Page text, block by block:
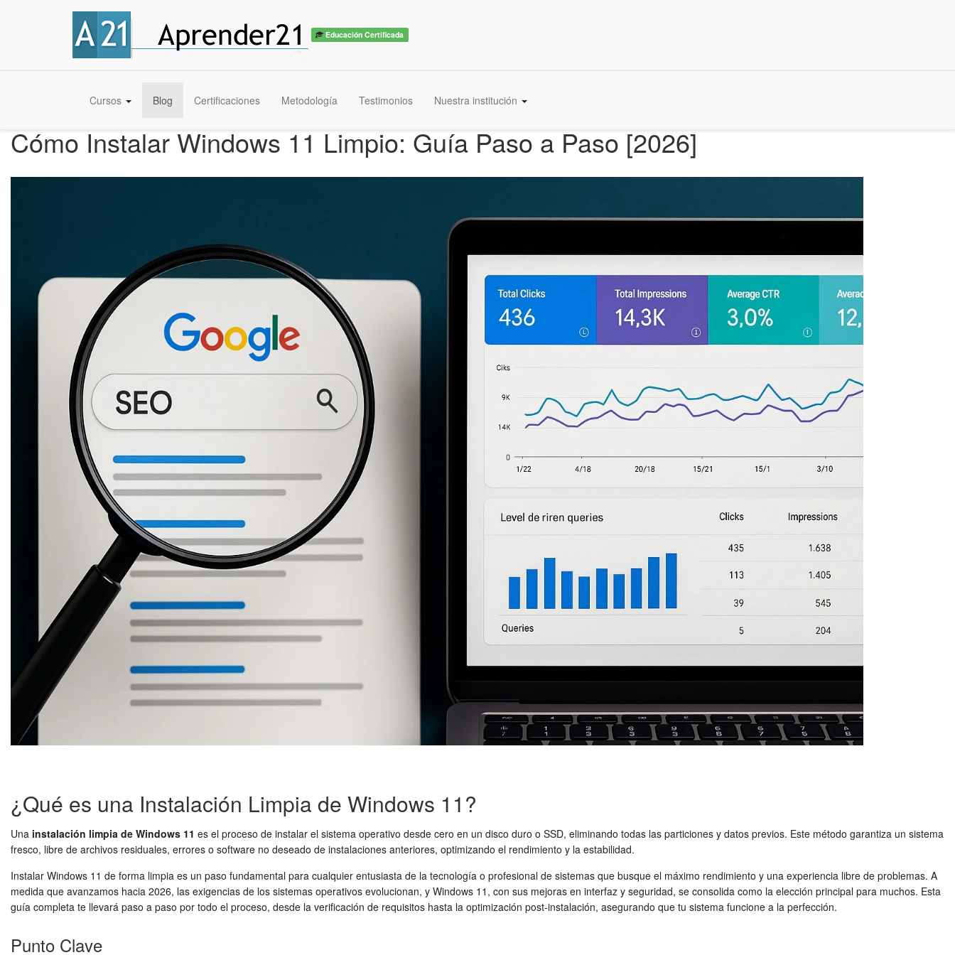
Educación Certificada
Cursos Blog Certificaciones Metodología Testimonios Nuestra institución
Cómo Instalar Windows 11 Limpio: Guía Paso a Paso [2026]
¿Qué es una Instalación Limpia de Windows 11?
Una instalación limpia de Windows 11 es el proceso de instalar el sistema operativo desde cero en un disco duro o SSD, eliminando todas las particiones y datos previos. Este método garantiza un sistema
fresco, libre de archivos residuales, errores o software no deseado de instalaciones anteriores, optimizando el rendimiento y la estabilidad.
Instalar Windows 11 de forma limpia es un paso fundamental para cualquier entusiasta de la tecnología o profesional de sistemas que busque el máximo rendimiento y una experiencia libre de problemas. A
medida que avanzamos hacia 2026, las exigencias de los sistemas operativos evolucionan, y Windows 11, con sus mejoras en interfaz y seguridad, se consolida como la elección principal para muchos. Esta
guía completa te llevará paso a paso por todo el proceso, desde la verificación de requisitos hasta la optimización post-instalación, asegurando que tu sistema funcione a la perfección.
Punto Clave